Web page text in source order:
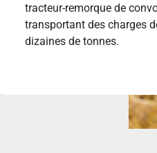
tracteur-remorque de
transportant des charges
dizaines de tonnes.